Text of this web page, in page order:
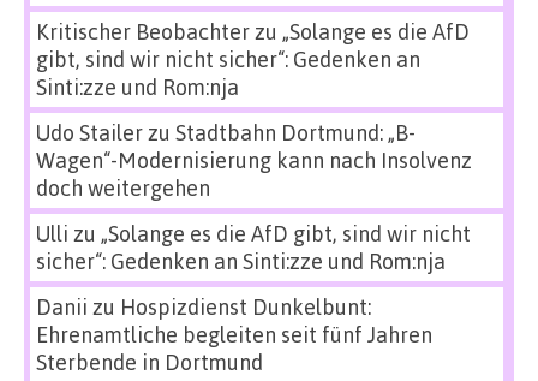
Kritischer Beobachterzu „Solange es die AfD
gibt, sind wir nicht sicher“: Gedenken an
Sinti:zze und Rom:nja
Udo Stailerzu Stadtbahn Dortmund: „B-
Wagen“-Modernisierung kann nach Insolvenz
doch weitergehen
Ulli zu „Solange es die AfD gibt, sind wir nicht
sicher“: Gedenken an Sinti:zze und Rom:nja
Danii zu Hospizdienst Dunkelbunt:
Ehrenamtliche begleiten seit fünf Jahren
Sterbende in Dortmund